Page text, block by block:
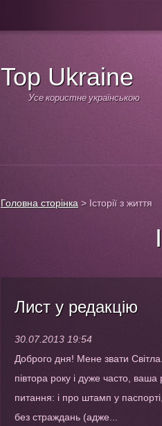
Top Ukraine
Усе користне українською
Головна сторінка > Історії з життя
Лист у редакцію
30.07.2013 19:54
Доброго дня! Мене звати
півтора року і дуже часто,
питання: і про штамп у
без страждань (адже...